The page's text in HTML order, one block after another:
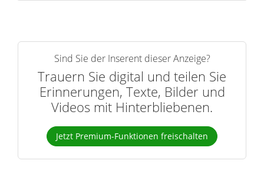
Sind Sie der Inserent dieser Anzeige?
Trauern Sie digital und teilen Sie
Erinnerungen, Texte, Bilder und
Videos mit Hinterbliebenen.
Jetzt Premium-Funktionen freischalten